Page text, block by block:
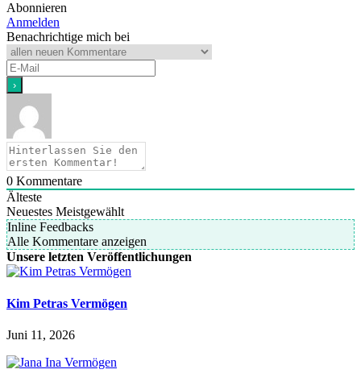
Abonnieren
Anmelden
Benachrichtige mich bei
0 Kommentare
Älteste
Neuestes Meistgewählt
Inline Feedbacks
Alle Kommentare anzeigen
Unsere letzten Veröffentlichungen
Kim Petras Vermögen
Juni 11, 2026